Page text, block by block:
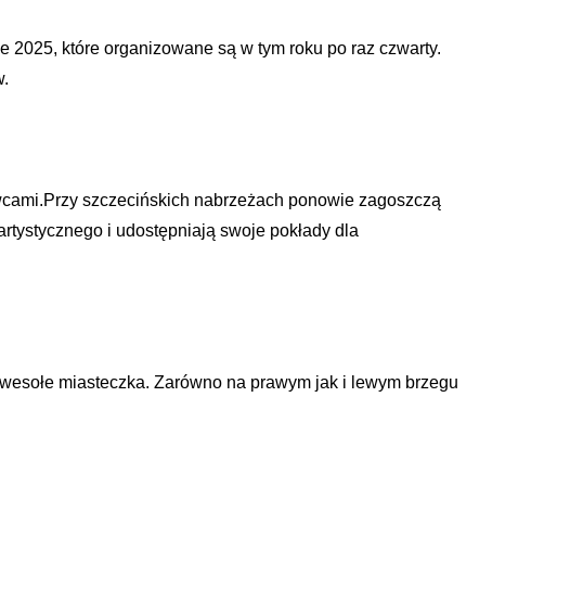
które organizowane są w tym roku po raz czwarty.
szczecińskich nabrzeżach ponowie zagoszczą
i udostępniają swoje pokłady dla
miasteczka. Zarówno na prawym jak i lewym brzegu